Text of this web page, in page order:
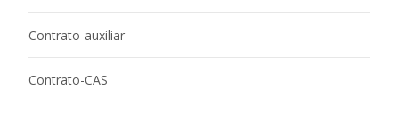
Contrato-auxiliar
Contrato-CAS